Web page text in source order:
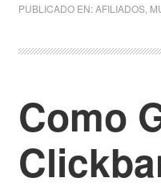
PUBLICADO EN:AFILIADOS
Como